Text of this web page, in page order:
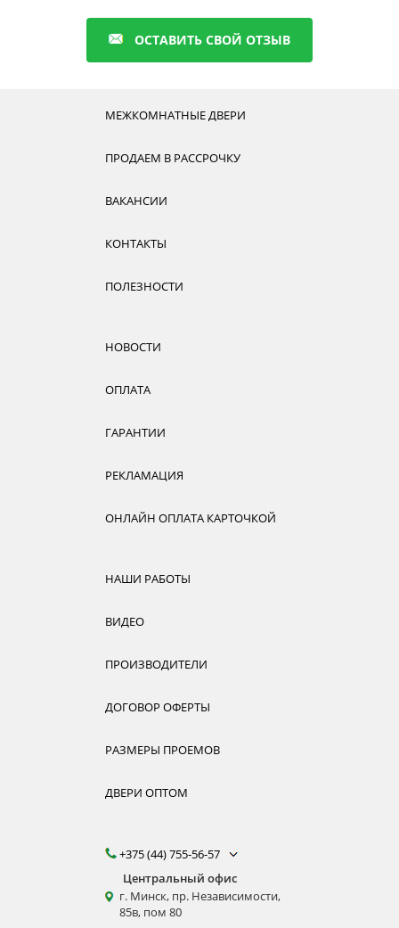
ОСТАВИТЬ СВОЙ ОТЗЫВ
МЕЖКОМНАТНЫЕ ДВЕРИ
ПРОДАЕМ В РАССРОЧКУ
ВАКАНСИИ
КОНТАКТЫ
ПОЛЕЗНОСТИ
НОВОСТИ
ОПЛАТА
ГАРАНТИИ
РЕКЛАМАЦИЯ
ОНЛАЙН ОПЛАТА КАРТОЧКОЙ
НАШИ РАБОТЫ
ВИДЕО
ПРОИЗВОДИТЕЛИ
ДОГОВОР ОФЕРТЫ
РАЗМЕРЫ ПРОЕМОВ
ДВЕРИ ОПТОМ
+375 (44) 755-56-57
Центральный офис
г. Минск, пр. Независимости,
85в, пом 80